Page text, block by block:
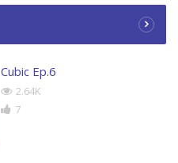
Cubic Ep.6
2.64K
7